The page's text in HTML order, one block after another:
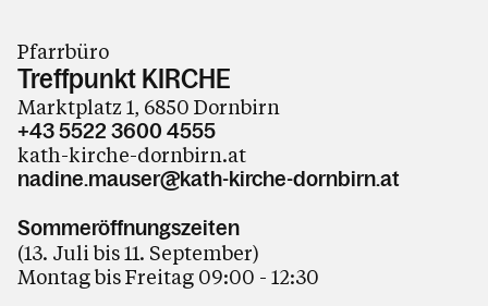
Pfarrbüro
Treffpunkt KIRCHE
Marktplatz 1, 6850 Dornbirn
+43 5522 3600 4555
kath-kirche-dornbirn.at
nadine.mauser@kath-kirche-dornbirn.at
Sommeröffnungszeiten
(13. Juli bis 11. September)
Montag bis Freitag 09:00 - 12:30